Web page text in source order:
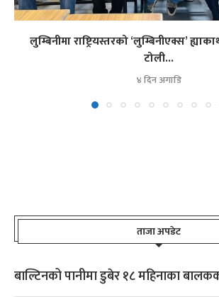
लुम्बिनीमा राष्ट्रियस्तरको ‘लुम्बिनीएक्स’
टोली...
४ दिन अगाडि
ताजा अपडेट
बाल्टिनको पानीमा डुबेर १८ महिनाका